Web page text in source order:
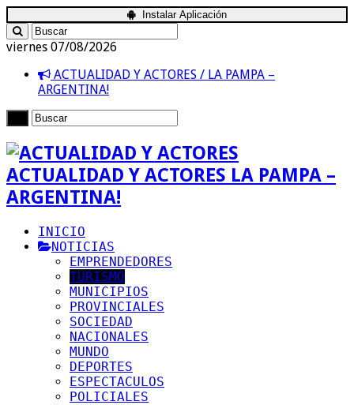
Instalar Aplicación
viernes 07/08/2026
ACTUALIDAD Y ACTORES / LA PAMPA –
ARGENTINA!
ACTUALIDAD Y ACTORES LA PAMPA –
ARGENTINA!
INICIO
NOTICIAS
EMPRENDEDORES
TURISMO
MUNICIPIOS
PROVINCIALES
SOCIEDAD
NACIONALES
MUNDO
DEPORTES
ESPECTACULOS
POLICIALES